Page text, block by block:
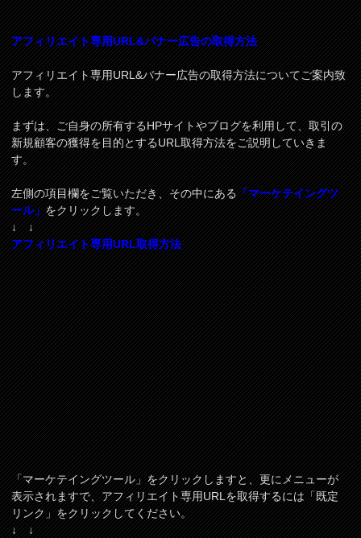
アフィリエイト専用URL&バナー広告の取得方法
アフィリエイト専用URL&バナー広告の取得方法についてご案内致
します。
まずは、ご自身の所有するHPサイトやブログを利用して、取引の
新規顧客の獲得を目的とするURL取得方法をご説明していきま
す。
左側の項目欄をご覧いただき、その中にある「マーケテイングツ
ール」をクリックします。
↓ ↓
アフィリエイト専用URL取得方法
「マーケテイングツール」をクリックしますと、更にメニューが
表示されますで、アフィリエイト専用URLを取得するには「既定
リンク」をクリックしてください。
↓ ↓